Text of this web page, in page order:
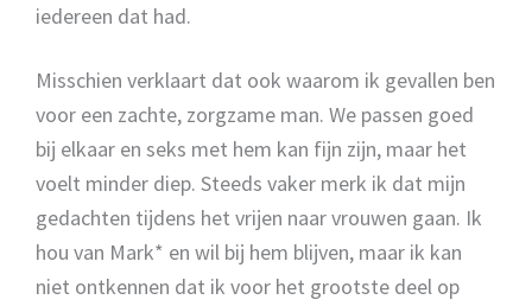
iedereen dat had.
Misschien verklaart dat ook waarom ik gevallen ben
voor een zachte, zorgzame man. We passen goed
bij elkaar en seks met hem kan fijn zijn, maar het
voelt minder diep. Steeds vaker merk ik dat mijn
gedachten tijdens het vrijen naar vrouwen gaan. Ik
hou van Mark* en wil bij hem blijven, maar ik kan
niet ontkennen dat ik voor het grootste deel op